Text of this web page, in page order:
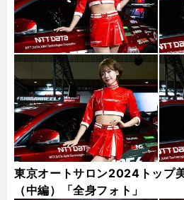
東京オートサロン2024トップ
（中編）「全身フォト」